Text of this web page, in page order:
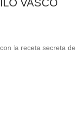
VASCO
la receta secreta de